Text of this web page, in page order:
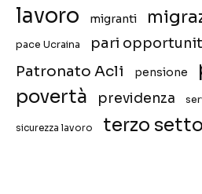
lavoro migranti
pace Ucraina pari
Patronato Acli pensione
povertà previdenza
sicurezza lavoro terzo